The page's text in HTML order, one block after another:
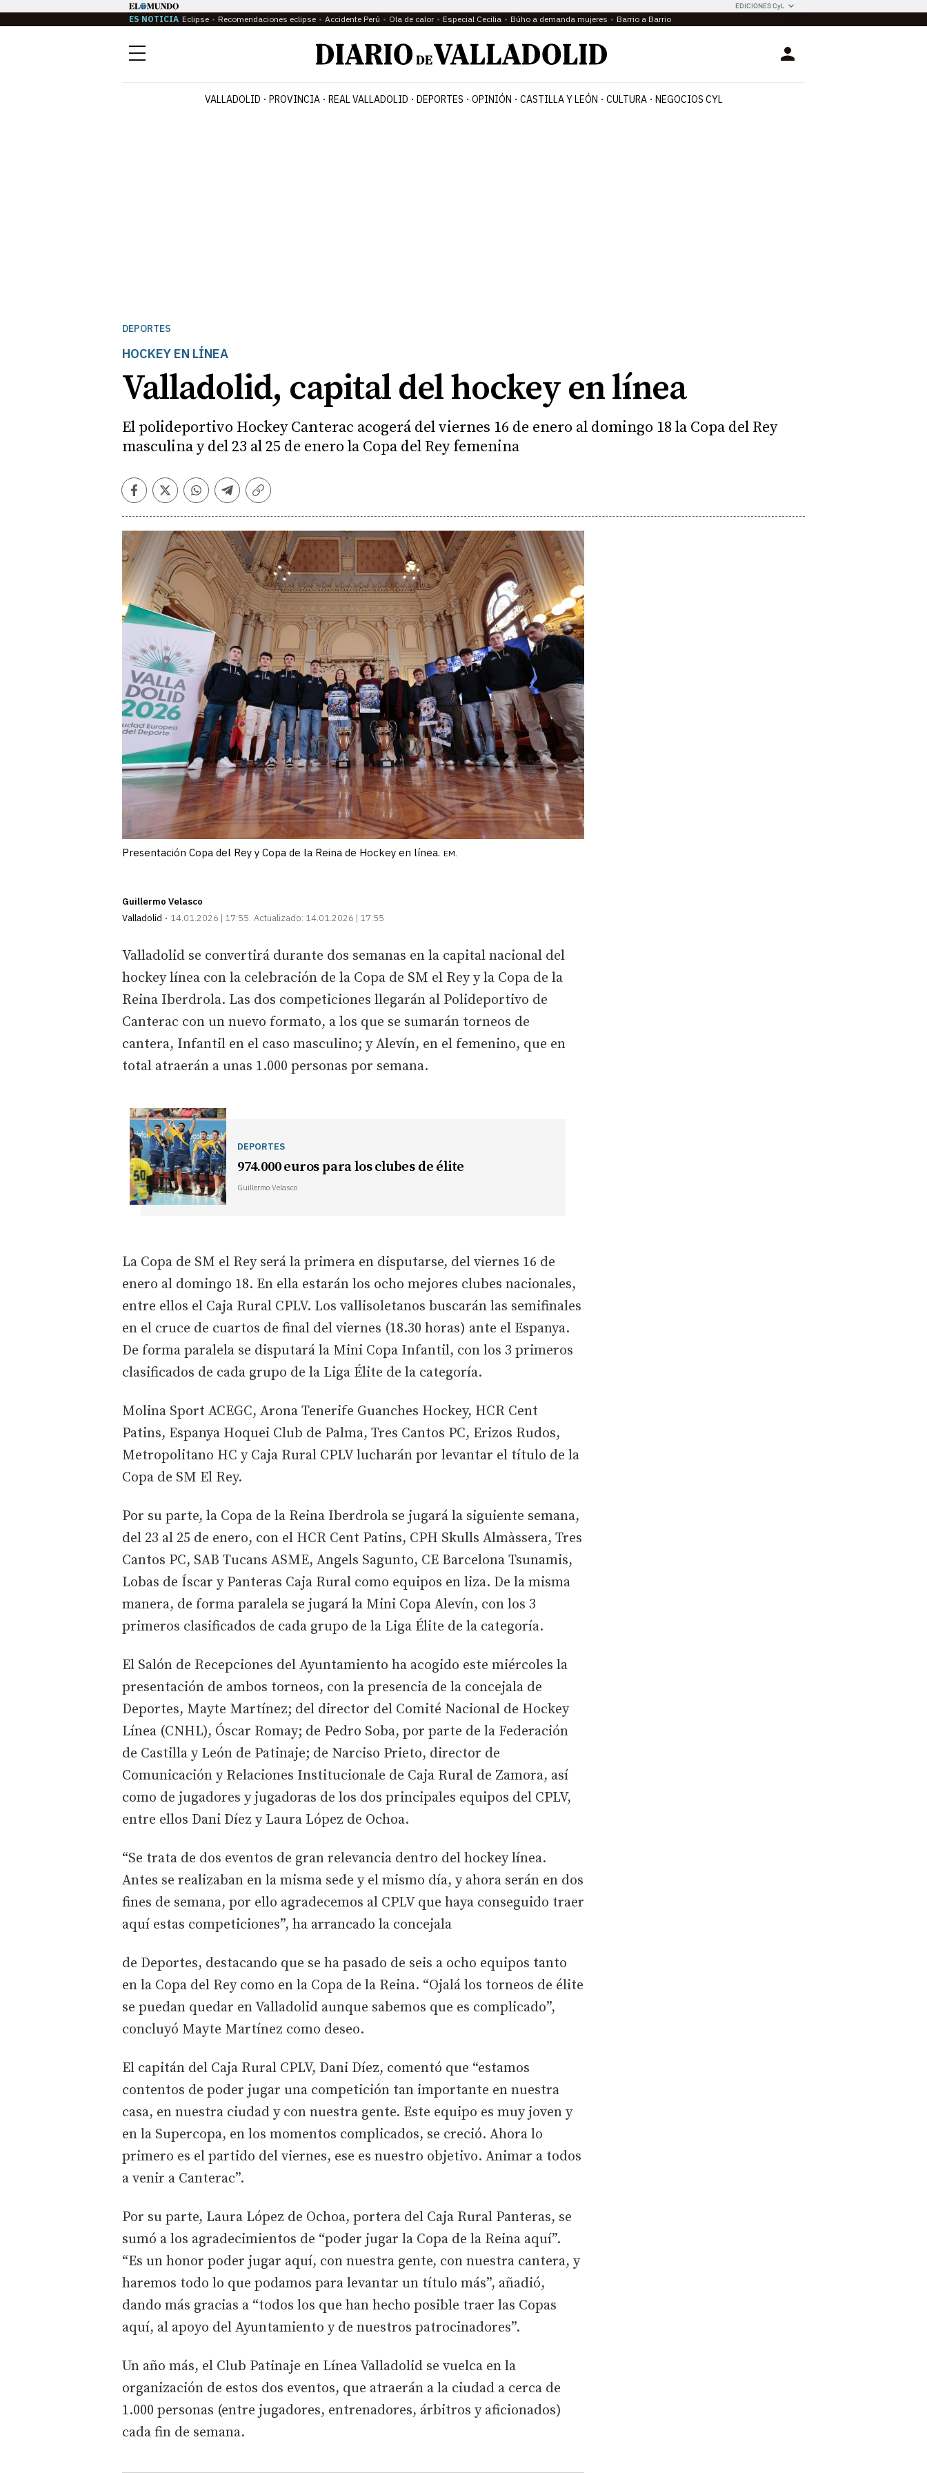
EDICIONES CyL
ES NOTICIA Eclipse Recomendaciones eclipse Accidente Perú Ola de calor Especial Cecilia Búho a demanda mujeres Barrio a Barrio
Menú Login
VALLADOLID PROVINCIA REAL VALLADOLID DEPORTES OPINIÓN CASTILLA Y LEÓN CULTURA NEGOCIOS CYL
DEPORTES
HOCKEY EN LÍNEA
Valladolid, capital del hockey en línea
El polideportivo Hockey Canterac acogerá del viernes 16 de enero al domingo 18 la Copa del Rey
masculina y del 23 al 25 de enero la Copa del Rey femenina
Facebook
TwitterWhatsapp
Telegram
Copiar
Presentación Copa del Rey y Copa de la Reina de Hockey en línea. EM.
Guillermo Velasco
Valladolid
14.01.2026 | 17:55 Actualizado: 14.01.2026 | 17:55
Valladolid se convertirá durante dos semanas en la capital nacional del
hockey línea con la celebración de la Copa de SM el Rey y la Copa de la
Reina Iberdrola. Las dos competiciones llegarán al Polideportivo de
Canterac con un nuevo formato, a los que se sumarán torneos de
cantera, Infantil en el caso masculino; y Alevín, en el femenino, que en
total atraerán a unas 1.000 personas por semana.
DEPORTES
974.000 euros para los clubes de élite
Guillermo Velasco
La Copa de SM el Rey será la primera en disputarse, del viernes 16 de
enero al domingo 18. En ella estarán los ocho mejores clubes nacionales,
entre ellos el Caja Rural CPLV. Los vallisoletanos buscarán las semifinales
en el cruce de cuartos de final del viernes (18.30 horas) ante el Espanya.
De forma paralela se disputará la Mini Copa Infantil, con los 3 primeros
clasificados de cada grupo de la Liga Élite de la categoría.
Molina Sport ACEGC, Arona Tenerife Guanches Hockey, HCR Cent
Patins, Espanya Hoquei Club de Palma, Tres Cantos PC, Erizos Rudos,
Metropolitano HC y Caja Rural CPLV lucharán por levantar el título de la
Copa de SM El Rey.
Por su parte, la Copa de la Reina Iberdrola se jugará la siguiente semana,
del 23 al 25 de enero, con el HCR Cent Patins, CPH Skulls Almàssera, Tres
Cantos PC, SAB Tucans ASME, Angels Sagunto, CE Barcelona Tsunamis,
Lobas de Íscar y Panteras Caja Rural como equipos en liza. De la misma
manera, de forma paralela se jugará la Mini Copa Alevín, con los 3
primeros clasificados de cada grupo de la Liga Élite de la categoría.
El Salón de Recepciones del Ayuntamiento ha acogido este miércoles la
presentación de ambos torneos, con la presencia de la concejala de
Deportes, Mayte Martínez; del director del Comité Nacional de Hockey
Línea (CNHL), Óscar Romay; de Pedro Soba, por parte de la Federación
de Castilla y León de Patinaje; de Narciso Prieto, director de
Comunicación y Relaciones Institucionale de Caja Rural de Zamora, así
como de jugadores y jugadoras de los dos principales equipos del CPLV,
entre ellos Dani Díez y Laura López de Ochoa.
“Se trata de dos eventos de gran relevancia dentro del hockey línea.
Antes se realizaban en la misma sede y el mismo día, y ahora serán en dos
fines de semana, por ello agradecemos al CPLV que haya conseguido traer
aquí estas competiciones”, ha arrancado la concejala
de Deportes, destacando que se ha pasado de seis a ocho equipos tanto
en la Copa del Rey como en la Copa de la Reina. “Ojalá los torneos de élite
se puedan quedar en Valladolid aunque sabemos que es complicado”,
concluyó Mayte Martínez como deseo.
El capitán del Caja Rural CPLV, Dani Díez, comentó que “estamos
contentos de poder jugar una competición tan importante en nuestra
casa, en nuestra ciudad y con nuestra gente. Este equipo es muy joven y
en la Supercopa, en los momentos complicados, se creció. Ahora lo
primero es el partido del viernes, ese es nuestro objetivo. Animar a todos
a venir a Canterac”.
Por su parte, Laura López de Ochoa, portera del Caja Rural Panteras, se
sumó a los agradecimientos de “poder jugar la Copa de la Reina aquí”.
“Es un honor poder jugar aquí, con nuestra gente, con nuestra cantera, y
haremos todo lo que podamos para levantar un título más”, añadió,
dando más gracias a “todos los que han hecho posible traer las Copas
aquí, al apoyo del Ayuntamiento y de nuestros patrocinadores”.
Un año más, el Club Patinaje en Línea Valladolid se vuelca en la
organización de estos dos eventos, que atraerán a la ciudad a cerca de
1.000 personas (entre jugadores, entrenadores, árbitros y aficionados)
cada fin de semana.